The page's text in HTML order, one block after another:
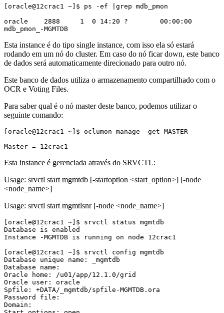
[oracle@12crac1 ~]$ ps -ef |grep mdb_pmon
oracle    2888     1  0 14:20 ?        00:00:00
mdb_pmon_-MGMTDB
Esta instance é do tipo single instance, com isso ela só estará
rodando em um nó do cluster. Em caso do nó ficar down, este banco
de dados será automaticamente direcionado para outro nó.
Este banco de dados utiliza o armazenamento compartilhado com o
OCR e Voting Files.
Para saber qual é o nó master deste banco, podemos utilizar o
seguinte comando:
[oracle@12crac1 ~]$ oclumon manage -get MASTER
Master = 12crac1
Esta instance é gerenciada através do SRVCTL:
Usage: srvctl start mgmtdb [-startoption <start_option>] [-node
<node_name>]
Usage: srvctl start mgmtlsnr [-node <node_name>]
[oracle@12crac1 ~]$ srvctl status mgmtdb
Database is enabled
Instance -MGMTDB is running on node 12crac1
[oracle@12crac1 ~]$ srvctl config mgmtdb
Database unique name: _mgmtdb
Database name:
Oracle home: /u01/app/12.1.0/grid
Oracle user: oracle
Spfile: +DATA/_mgmtdb/spfile-MGMTDB.ora
Password file:
Domain: